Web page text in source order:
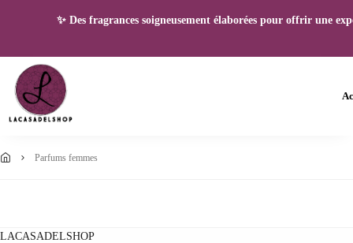
✨ Des fragrances soigneusement élaborées pour offrir une
parfums femmes
LACASADELSHOP